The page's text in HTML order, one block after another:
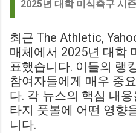
2025년 대학 미식축구 시
최근 The Athletic,
매체에서 2025년 대학
표했습니다. 이들의 랭
참여자들에게 매우 중
다. 각 뉴스의 핵심 내
타지 풋볼에 어떤 영향
니다.